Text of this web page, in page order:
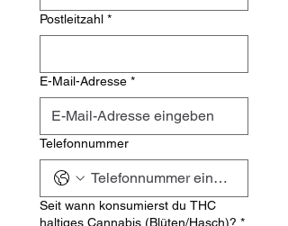
Postleitzahl *
E-Mail-Adresse *
Telefonnummer
Seit wann konsumierst du THC
haltiges Cannabis (Blüten/Hasch)? *